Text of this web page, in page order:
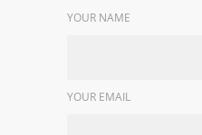
YOUR NAME
YOUR EMAIL